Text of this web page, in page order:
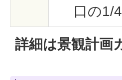
口の1/
詳細は景観計画